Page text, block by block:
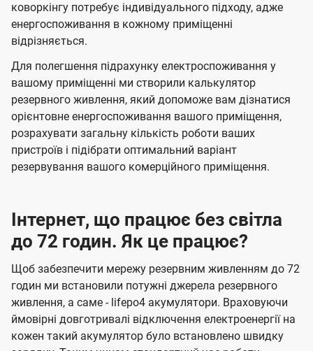
коворкінгу потребує індивідуального підходу, адже
енергоспоживання в кожному приміщенні
відрізняється.
Для полегшення підрахунку електроспоживання у
вашому приміщенні ми створили калькулятор
резервного живлення, який допоможе вам дізнатися
орієнтовне енергоспоживання вашого приміщення,
розрахувати загальну кількість роботи ваших
пристроїв і підібрати оптимальний варіант
резервування вашого комерційного приміщення.
Інтернет, що працює без світла
до 72 годин. Як це працює?
Щоб забезпечити мережу резервним живленням до 72
годин ми встановили потужні джерела резервного
живлення, а саме - lifepo4 акумулятори. Враховуючи
ймовірні довготривалі відключення електроенергії на
кожен такий акумулятор було встановлено швидку